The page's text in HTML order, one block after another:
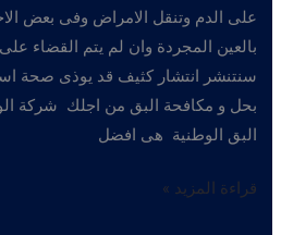
على الدم وتنقل الامراض وفى بعض
بالعين المجردة وان لم يتم القضاء
سنتنشر انتشار كثيف قد يوذى صحة
بحل و مكافحة البق من اجلك شركة
البق الوطنية هى افضل
افضل
قراءة المزيد »